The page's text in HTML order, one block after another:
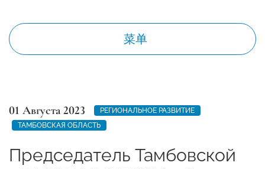
菜单
01 Августа 2023
РЕГИОНАЛЬНОЕ РАЗВИТИЕ
ТАМБОВСКАЯ ОБЛАСТЬ
Председатель Тамбовской